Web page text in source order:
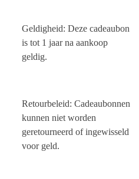
Geldigheid: Deze cadeaubon
is tot 1 jaar na aankoop
geldig.
Retourbeleid: Cadeaubonnen
kunnen niet worden
geretourneerd of ingewisseld
voor geld.